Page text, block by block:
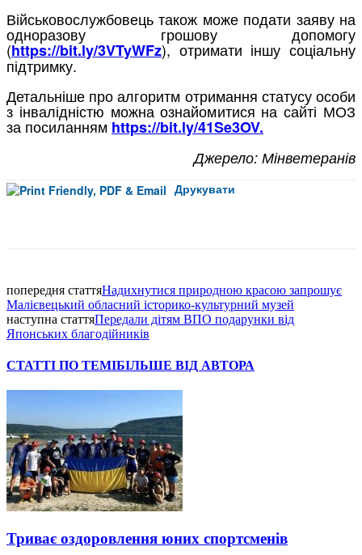
Військовослужбовець також може подати заяву на
одноразову грошову допомогу
(https://bit.ly/3VTyWFz), отримати іншу соціальну
підтримку.
Детальніше про алгоритм отримання статусу особи
з інвалідністю можна ознайомитися на сайті МОЗ
за посиланням https://bit.ly/41Se3OV.
Джерело: Мінветеранів
Друкувати
попередня статтяНадихнутися природною красою запрошує
Малієвецький обласний історико-культурний музей
наступна статтяПередали дітям ВПО подарунки від
Японських благодійників
СТАТТІ ПО ТЕМІБІЛЬШЕ ВІД АВТОРА
Триває оздоровлення юних спортсменів